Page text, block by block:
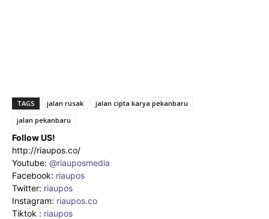
TAGS jalan rusak
jalan cipta karya pekanbaru
jalan pekanbaru
Follow US!
http://riaupos.co/
Youtube: @riauposmedia
Facebook: riaupos
Twitter: riaupos
Instagram: riaupos.co
Tiktok : riaupos